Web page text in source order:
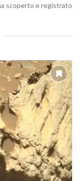
scoperto e registrato